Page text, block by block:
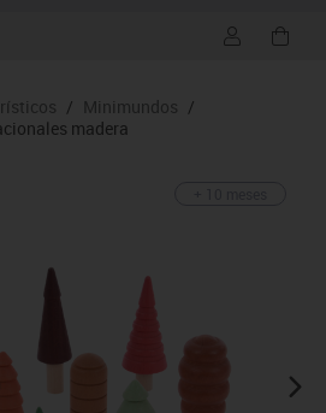
/ Minimundos /
madera